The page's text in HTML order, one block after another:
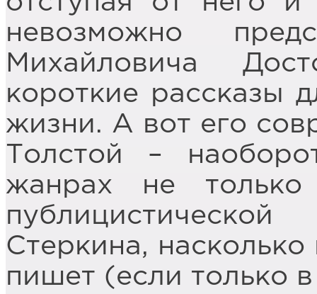
невозможно
Михайловича
короткие рассказы
жизни. А вот его
Толстой –
жанрах не
Стеркина,
пишет (если только